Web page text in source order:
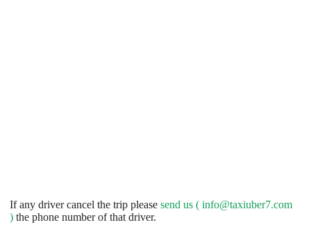
If any driver cancel the trip please send us ( info@taxiuber7.com
) the phone number of that driver.